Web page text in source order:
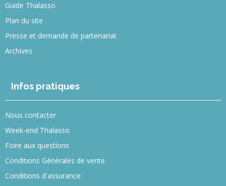
Guide Thalasso
Plan du site
Presse et demande de partenariat
Archives
Infos pratiques
Nous contacter
Week-end Thalasso
Foire aux questions
Conditions Générales de vente
Conditions d'assurance